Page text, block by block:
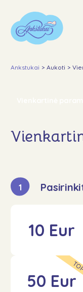
Ankstukai > Aukoti >
1
10 Eur
50 Eur